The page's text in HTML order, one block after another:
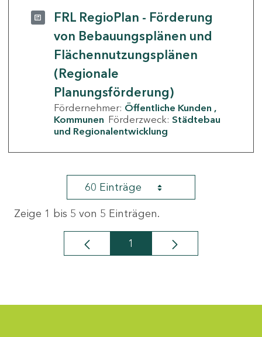
FRL RegioPlan - Förderung
von Bebauungsplänen und
Flächennutzungsplänen
(Regionale
Planungsförderung)
Fördernehmer: Öffentliche Kunden
Kommunen Förderzweck: Städtebau
und Regionalentwicklung
60 Einträge
Zeige 1 bis 5 von 5 Einträgen.
Seite
1